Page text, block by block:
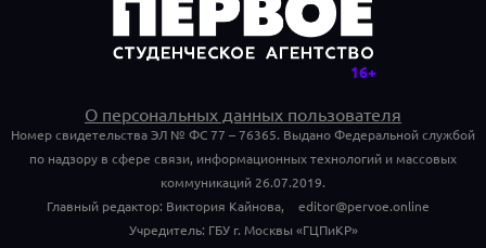
О персональных данных пользователя
Номер свидетельства ЭЛ № ФС 77 – 76365. Выдано Федеральной службой
по надзору в сфере связи, информационных технологий и массовых
коммуникаций 26.07.2019.
Главный редактор: Виктория Кайнова,
editor@pervoe.online
Учредитель: ГБУ г. Москвы «ГЦПиКР»